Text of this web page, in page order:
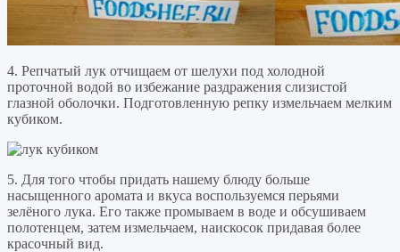
4. Репчатый лук отчищаем от шелухи под холодной
проточной водой во избежание раздражения слизистой
глазной оболочки. Подготовленную репку измельчаем мелким
кубиком.
5. Для того чтобы придать нашему блюду больше
насыщенного аромата и вкуса воспользуемся перьями
зелёного лука. Его также промываем в воде и обсушиваем
полотенцем, затем измельчаем, наискосок придавая более
красочный вид.